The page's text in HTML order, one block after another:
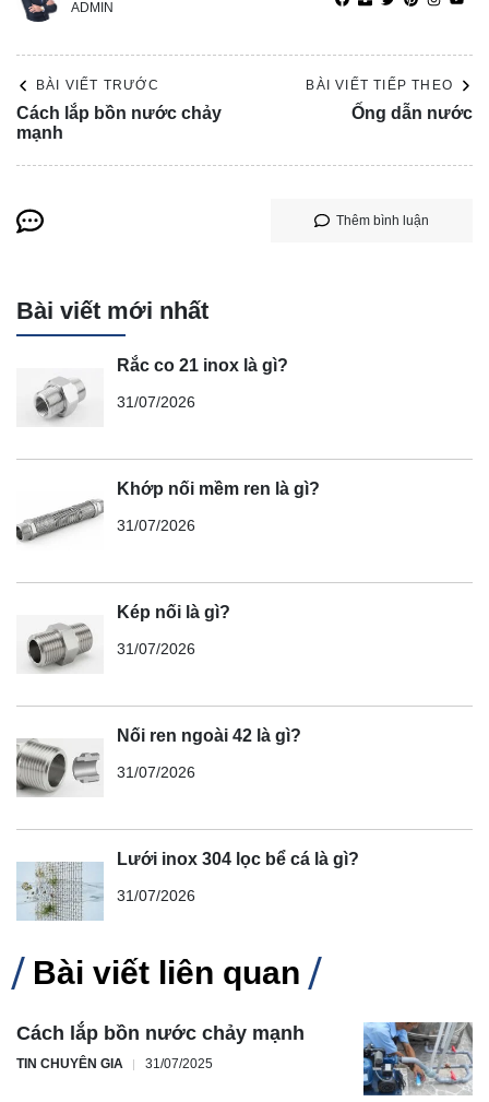
ADMIN
BÀI VIẾT TRƯỚC
Cách lắp bồn nước chảy
mạnh
BÀI VIẾT TIẾP THEO
Ống dẫn nước
Thêm bình luận
Bài viết mới nhất
Rắc co 21 inox là gì?
31/07/2026
Khớp nối mềm ren là gì?
31/07/2026
Kép nối là gì?
31/07/2026
Nối ren ngoài 42 là gì?
31/07/2026
Lưới inox 304 lọc bể cá là gì?
31/07/2026
Bài viết liên quan
Cách lắp bồn nước chảy mạnh
TIN CHUYÊN GIA 31/07/2025